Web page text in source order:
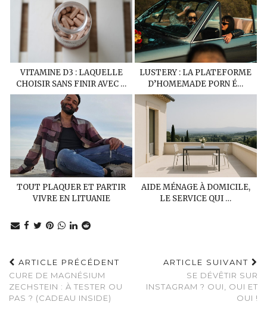
VITAMINE D3 : LAQUELLE
CHOISIR SANS FINIR AVEC …
LUSTERY : LA PLATEFORME
D’HOMEMADE PORN É…
TOUT PLAQUER ET PARTIR
VIVRE EN LITUANIE
AIDE MÉNAGE À DOMICILE,
LE SERVICE QUI …
ARTICLE PRÉCÉDENT
CURE DE MAGNÉSIUM
ZECHSTEIN : À TESTER OU
PAS ? (CADEAU INSIDE)
ARTICLE SUIVANT
SE DÉVÊTIR SUR
INSTAGRAM ? OUI, OUI ET
OUI !